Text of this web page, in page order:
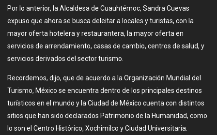
Por lo anterior, la Alcaldesa de Cuauhtémoc, Sandra Cuevas
expuso que ahora se busca deleitar a locales y turistas, con la
mayor oferta hotelera y restaurantera, la mayor oferta en
servicios de arrendamiento, casas de cambio, centros de salud, y
servicios derivados del sector turismo.
Recordemos, dijo, que de acuerdo a la Organización Mundial del
Turismo, México se encuentra dentro de los principales destinos
turísticos en el mundo y la Ciudad de México cuenta con distintos
sitios que han sido declarados Patrimonio de la Humanidad, como
lo son el Centro Histórico, Xochimilco y Ciudad Universitaria.